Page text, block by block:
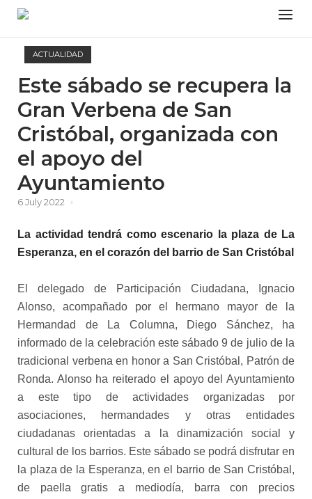
Skip
content
Menu
ACTUALIDAD
Este sábado se recupera la
Gran Verbena de San
Cristóbal, organizada con
el apoyo del
Ayuntamiento
6 July 2022
La actividad tendrá como escenario la plaza de La
Esperanza, en el corazón del barrio de San Cristóbal
El delegado de Participación Ciudadana, Ignacio
Alonso, acompañado por el hermano mayor de la
Hermandad de La Columna, Diego Sánchez, ha
informado de la celebración este sábado 9 de julio de la
tradicional verbena en honor a San Cristóbal, Patrón de
Ronda. Alonso ha reiterado el apoyo del Ayuntamiento
a este tipo de actividades organizadas por
asociaciones, hermandades y otras entidades
ciudadanas orientadas a la dinamización social y
cultural de los barrios. Este sábado se podrá disfrutar en
la plaza de la Esperanza, en el barrio de San Cristóbal,
de paella gratis a mediodía, barra con precios